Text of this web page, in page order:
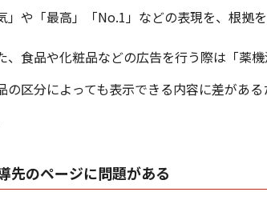
」や「最高」「No.1」などの表現を、根拠
、食品や化粧品などの広告を行う際は「薬
の区分によっても表示できる内容に差があ
先のページに問題がある